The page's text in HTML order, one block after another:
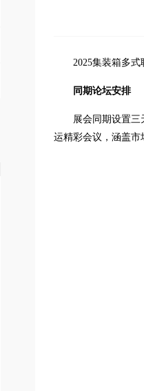
2025集装箱多
同期论坛安排
展会同期设置三
运精彩会议，涵盖